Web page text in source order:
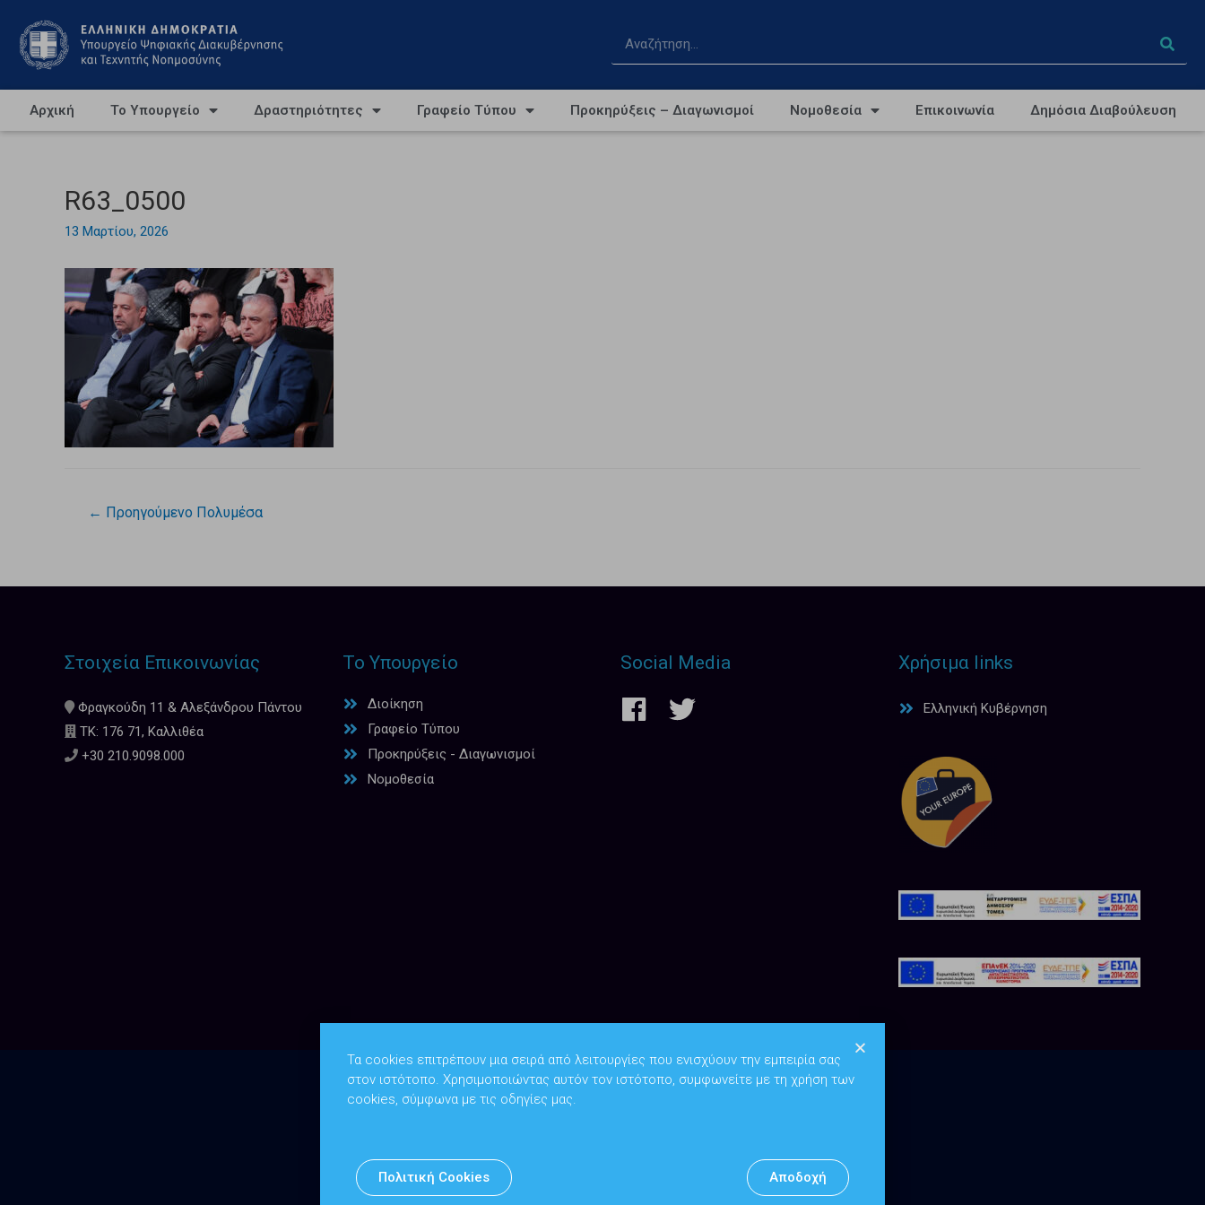
Αρχική Το Υπουργείο Δραστηριότητες Γραφείο Τύπου Προκηρύξεις – Διαγωνισμοί Νομοθεσία Επικοινωνία Δημόσια Διαβούλευση
R63_0500
13 Μαρτίου, 2026
← Προηγούμενο Πολυμέσα
Στοιχεία Επικοινωνίας
Φραγκούδη 11 & Αλεξάνδρου Πάντου
ΤΚ: 176 71, Καλλιθέα
+30 210.9098.000
Το Υπουργείο
Διοίκηση
Γραφείο Τύπου
Προκηρύξεις - Διαγωνισμοί
Νομοθεσία
Social Media Χρήσιμα links
Ελληνική Κυβέρνηση
Copyright © 2026Υπουργείο Ψηφιακής Διακυβέρνησης
Τα cookies επιτρέπουν μια σειρά από λειτουργίες που ενισχύουν την εμπειρία σας
στον ιστότοπο. Χρησιμοποιώντας αυτόν τον ιστότοπο, συμφωνείτε με τη χρήση των
cookies, σύμφωνα με τις οδηγίες μας.
Πολιτική Cookies Αποδοχή